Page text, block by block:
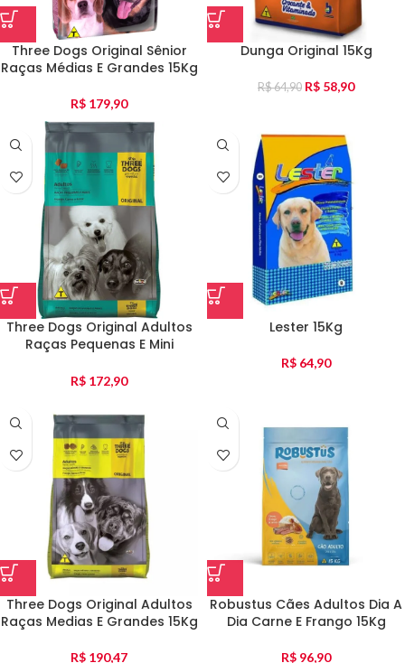
Three Dogs Original Sênior
Raças Médias E Grandes 15Kg
R$ 179,90
Dunga Original 15Kg
R$64,90 R$ 58,90
Three Dogs Original Adultos
Raças Pequenas E Mini
R$ 172,90
Lester 15Kg
R$ 64,90
Three Dogs Original Adultos
Raças Medias E Grandes 15Kg
R$ 190,47
Robustus Cães Adultos Dia A
Dia Carne E Frango 15Kg
R$ 96,90